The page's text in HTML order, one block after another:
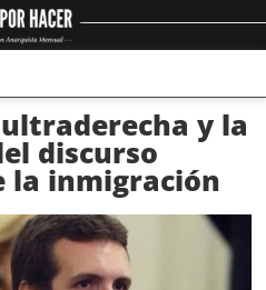
y la
discurso
la inmigración